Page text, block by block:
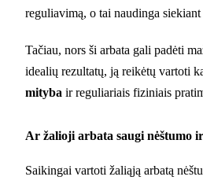
reguliavimą, o tai naudinga
Tačiau, nors ši arbata gali padėti
idealių rezultatų, ją reikėtų vartoti
mityba ir reguliariais fiziniais
Ar žalioji arbata saugi nėštumo
Saikingai vartoti žaliąją arbatą